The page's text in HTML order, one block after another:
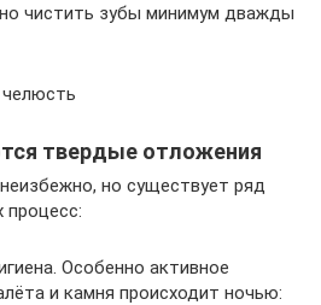
чистить зубы минимум дважды
твердые отложения
но существует ряд
Особенно активное
и камня происходит ночью: